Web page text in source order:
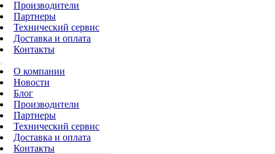
Производители
Партнеры
Технический сервис
Доставка и оплата
Контакты
О компании
Новости
Блог
Производители
Партнеры
Технический сервис
Доставка и оплата
Контакты